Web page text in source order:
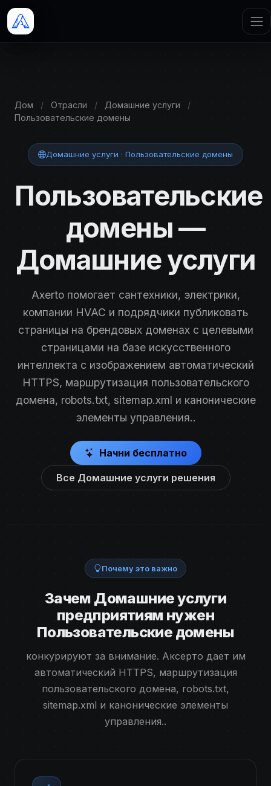
Дом / Отрасли / Домашние услуги
/
Пользовательские домены
Домашние услуги · Пользовательские домены
Пользовательские
домены —
Домашние услуги
Axerto помогает сантехники, электрики,
компании HVAC и подрядчики публиковать
страницы на брендовых доменах с целевыми
страницами на базе искусственного
интеллекта с изображением автоматический
HTTPS, маршрутизация пользовательского
домена, robots.txt, sitemap.xml и канонические
элементы управления..
Начни бесплатно
Все Домашние услуги решения
Почему это важно
Зачем Домашние услуги
предприятиям нужен
Пользовательские домены
конкурируют за внимание. Аксерто дает им
автоматический HTTPS, маршрутизация
пользовательского домена, robots.txt,
sitemap.xml и канонические элементы
управления..